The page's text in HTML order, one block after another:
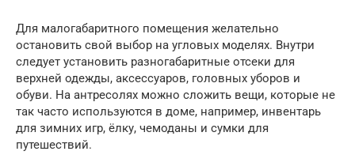
Для малогабаритного помещения желательно
остановить свой выбор на угловых моделях. Внутри
следует установить разногабаритные отсеки для
верхней одежды, аксессуаров, головных уборов и
обуви. На антресолях можно сложить вещи, которые не
так часто используются в доме, например, инвентарь
для зимних игр, ёлку, чемоданы и сумки для
путешествий.